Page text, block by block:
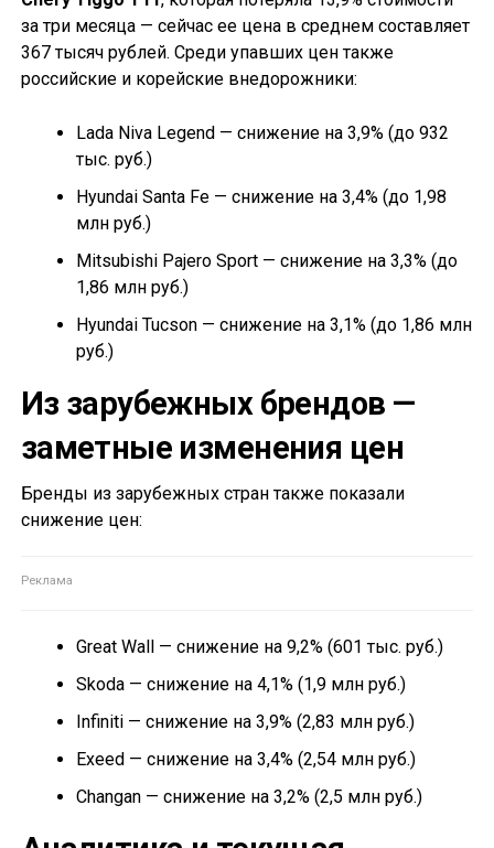
за три месяца — сейчас ее цена в среднем составляет
367 тысяч рублей. Среди упавших цен также
российские и корейские внедорожники:
Lada Niva Legend — снижение на 3,9% (до 932
тыс. руб.)
Hyundai Santa Fe — снижение на 3,4% (до 1,98
млн руб.)
Mitsubishi Pajero Sport — снижение на 3,3% (до
1,86 млн руб.)
Hyundai Tucson — снижение на 3,1% (до 1,86 млн
руб.)
Из зарубежных брендов —
заметные изменения цен
Бренды из зарубежных стран также показали
снижение цен:
Great Wall — снижение на 9,2% (601 тыс. руб.)
Skoda — снижение на 4,1% (1,9 млн руб.)
Infiniti — снижение на 3,9% (2,83 млн руб.)
Exeed — снижение на 3,4% (2,54 млн руб.)
Changan — снижение на 3,2% (2,5 млн руб.)